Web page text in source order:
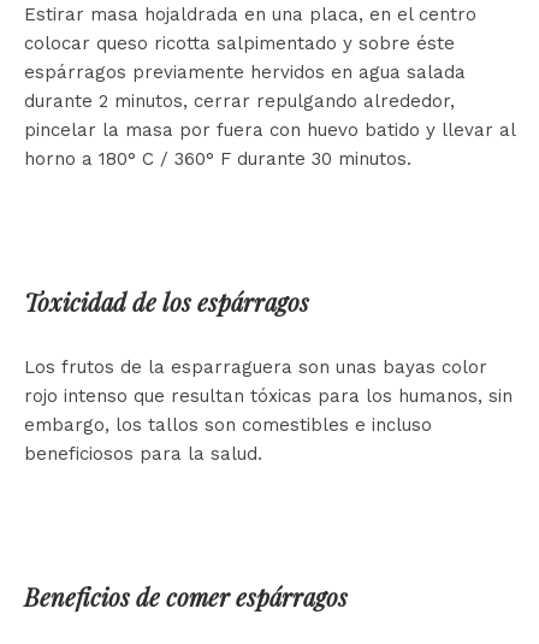
Estirar masa hojaldrada en una placa, en el centro
colocar queso ricotta salpimentado y sobre éste
espárragos previamente hervidos en agua salada
durante 2 minutos, cerrar repulgando alrededor,
pincelar la masa por fuera con huevo batido y llevar al
horno a 180° C / 360° F durante 30 minutos.
Toxicidad de los espárragos
Los frutos de la esparraguera son unas bayas color
rojo intenso que resultan tóxicas para los humanos, sin
embargo, los tallos son comestibles e incluso
beneficiosos para la salud.
Beneficios de comer espárragos